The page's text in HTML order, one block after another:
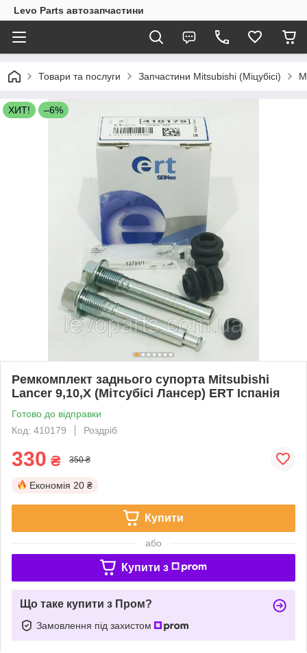
Levo Parts автозапчастини
Товари та послуги Запчастини Mitsubishi (Міцубісі)
ХИТ! –6%
Ремкомплект заднього супорта Mitsubishi
Lancer 9,10,X (Мітсубісі Лансер) ERT Іспанія
Готово до відправки
Код: 410179
Роздріб
330 ₴ 350 ₴
Економія 20 ₴
Купити
або
Купити з
Що таке купити з Пром?
Замовлення під захистом